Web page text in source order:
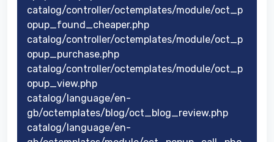
catalog/controller/octemplates/module/oct_p
opup_found_cheaper.php
catalog/controller/octemplates/module/oct_p
opup_purchase.php
catalog/controller/octemplates/module/oct_p
opup_view.php
catalog/language/en-
gb/octemplates/blog/oct_blog_review.php
catalog/language/en-